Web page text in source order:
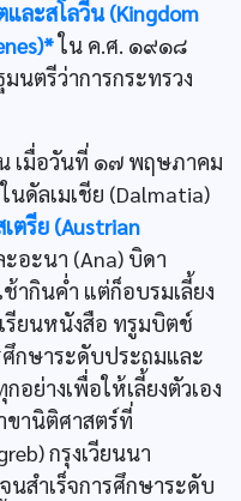
ละสโลวีน (Kingdom
ใน ค.ศ. ๑๙๑๘
นตรีว่าการกระทรวง
เมื่อวันที่ ๑๗ พฤษภาคม
ดัลเมเชีย (Dalmatia)
ตรีย (Austrian
อะนา (Ana) บิดา
ากินค่ำ แต่ก็อบรมเลี้ยง
รียนหนังสือ ทรูมบิตช์
ศึกษาระดับประถมและ
อย่างเพื่อให้เลี้ยงตัวเอง
ขานิติศาสตร์ที่
กรุงเวียนนา
นสำเร็จการศึกษาระดับ